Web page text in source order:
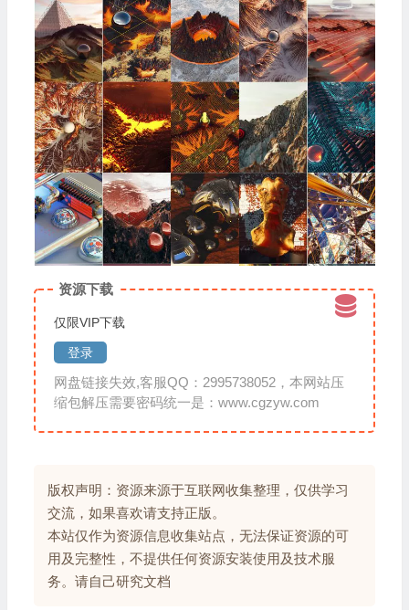
资源下载
仅限VIP下载
登录
网盘链接失效,客服QQ：2995738052，本网站压
缩包解压需要密码统一是：www.cgzyw.com
版权声明：资源来源于互联网收集整理，仅供学习
交流，如果喜欢请支持正版。
本站仅作为资源信息收集站点，无法保证资源的可
用及完整性，不提供任何资源安装使用及技术服
务。请自己研究文档